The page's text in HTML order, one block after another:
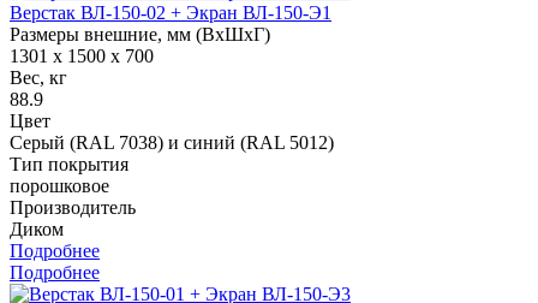
Верстак ВЛ-150-02 + Экран ВЛ-150-Э1
Размеры внешние, мм (ВхШхГ)
1301 x 1500 x 700
Вес, кг
88.9
Цвет
Серый (RAL 7038) и синий (RAL 5012)
Тип покрытия
порошковое
Производитель
Диком
Подробнее
Подробнее